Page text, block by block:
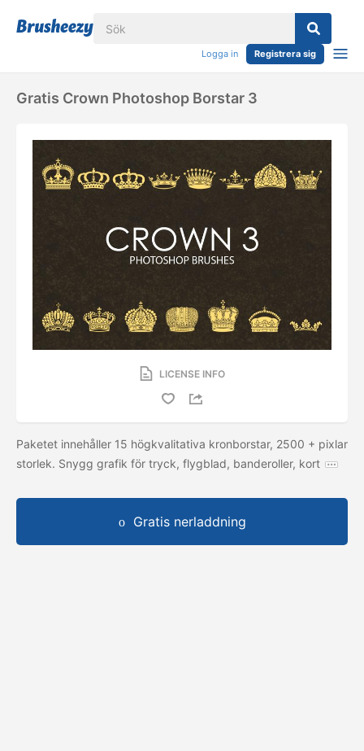
Logga in Registrera sig
Gratis Crown Photoshop Borstar 3
LICENSE INFO
Paketet innehåller 15 högkvalitativa kronborstar, 2500 + pixlar
storlek. Snygg grafik för tryck, flygblad, banderoller, kort
Gratis nerladdning